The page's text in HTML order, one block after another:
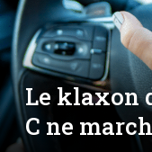
Le klaxon
C ne